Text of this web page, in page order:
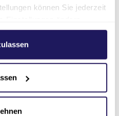
können Sie jederzeit
finden Sie in unserer
betreibt
für Gesundheits-
fungiert auch als